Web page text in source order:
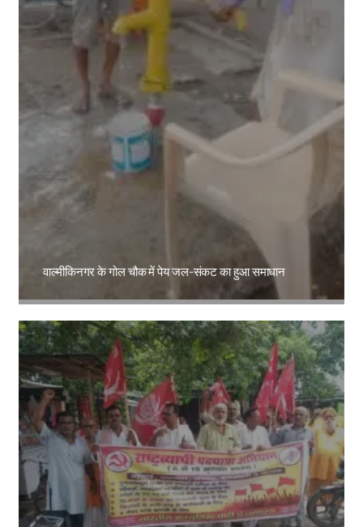
वाल्मीकिनगर के गोल चौक में पेय जल-संकट का हुआ समाधान
Amit Lekh